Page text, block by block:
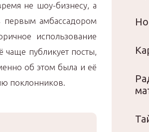
не шоу-бизнесу, а
первым амбассадором
использование
публикует посты,
об этом была и её
поклонников.